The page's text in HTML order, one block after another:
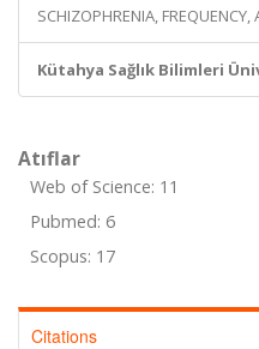
SCHIZOPHRENIA, FREQUENCY,
Kütahya Sağlık Bilimleri
Atıflar
Web of Science: 11
Pubmed: 6
Scopus: 17
Citations